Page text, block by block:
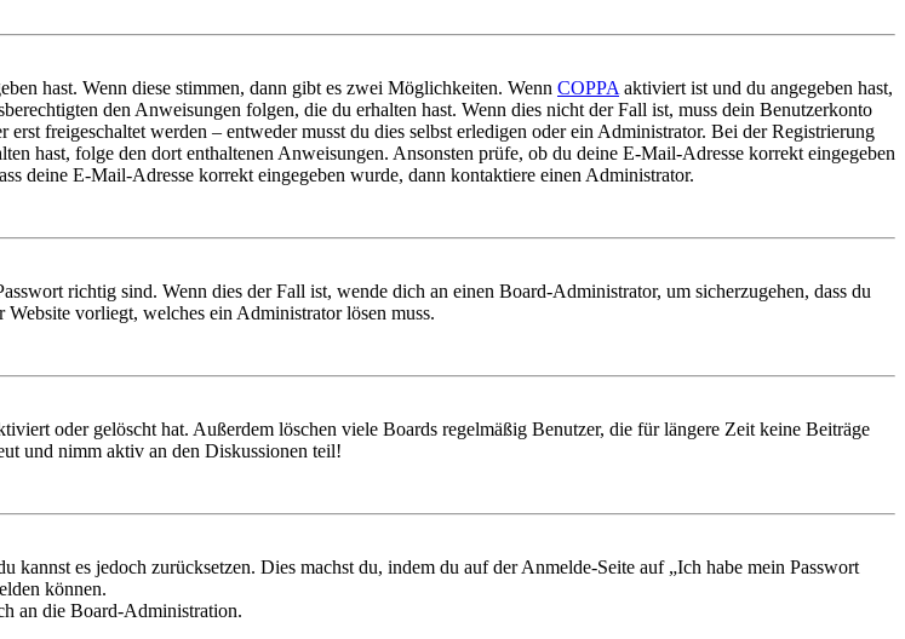
hast. Wenn diese stimmen, dann gibt es zwei Möglichkeiten. Wenn COPPA aktiviert ist und du angegeben hast,
den Anweisungen folgen, die du erhalten hast. Wenn dies nicht der Fall ist, muss dein Benutzerkonto
freigeschaltet werden – entweder musst du dies selbst erledigen oder ein Administrator. Bei der Registrierung
hast, folge den dort enthaltenen Anweisungen. Ansonsten prüfe, ob du deine E-Mail-Adresse korrekt eingegeben
deine E-Mail-Adresse korrekt eingegeben wurde, dann kontaktiere einen Administrator.
richtig sind. Wenn dies der Fall ist, wende dich an einen Board-Administrator, um sicherzugehen, dass du
vorliegt, welches ein Administrator lösen muss.
oder gelöscht hat. Außerdem löschen viele Boards regelmäßig Benutzer, die für längere Zeit keine Beiträge
und nimm aktiv an den Diskussionen teil!
es jedoch zurücksetzen. Dies machst du, indem du auf der Anmelde-Seite auf „Ich habe mein Passwort
können.
an die Board-Administration.